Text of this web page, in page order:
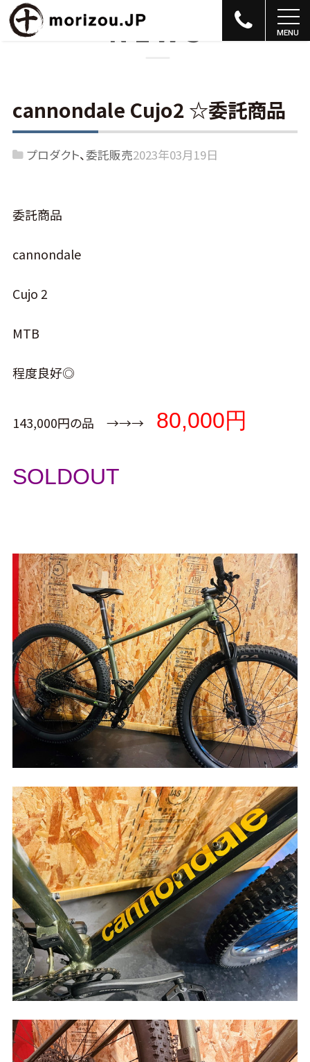
NEWS
cannondale Cujo2 ☆委託商品
プロダクト 委託販売2023年03月19日
委託商品
cannondale
Cujo 2
MTB
程度良好◎
143,000円の品 →→→ 80,000円
SOLDOUT